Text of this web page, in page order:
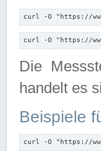
curl -O "https://
curl -O "https://
Die
handelt es
Beispiele
curl -O "https://